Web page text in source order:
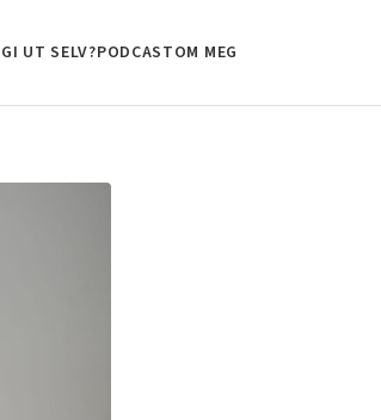
GI UT SELV?PODCASTOM MEG